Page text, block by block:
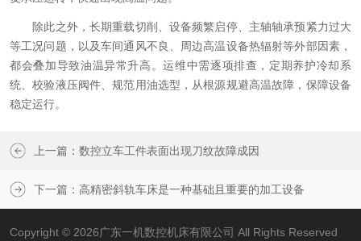
除此之外，长期重载切削、设备频繁启停、主轴轴承预紧力过大
等工况问题，以及车间通风不良、周边高温设备热辐射等外部因素，
都会叠加导致油温异常升高。运维中需逐项排查，定期养护冷却系
统、校验液压阀件、规范用油选型，从根源规避高温故障，保障设备
稳定运行。
上一篇： 数控立车工件表面出现刀纹故障成因
下一篇： 高精密斜轨车床是一种基础且重要的加工设备
Copyright © 2026广东一机数控机床有限公司 All Rights Reserved